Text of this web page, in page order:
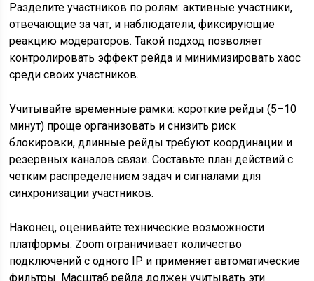
Разделите участников по ролям: активные участники,
отвечающие за чат, и наблюдатели, фиксирующие
реакцию модераторов. Такой подход позволяет
контролировать эффект рейда и минимизировать хаос
среди своих участников.
Учитывайте временные рамки: короткие рейды (5–10
минут) проще организовать и снизить риск
блокировки, длинные рейды требуют координации и
резервных каналов связи. Составьте план действий с
четким распределением задач и сигналами для
синхронизации участников.
Наконец, оценивайте технические возможности
платформы: Zoom ограничивает количество
подключений с одного IP и применяет автоматические
фильтры. Масштаб рейда должен учитывать эти